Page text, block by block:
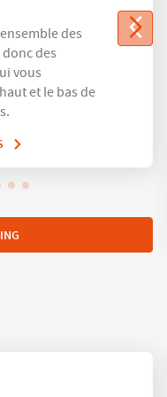
des
des
vous
et le bas de